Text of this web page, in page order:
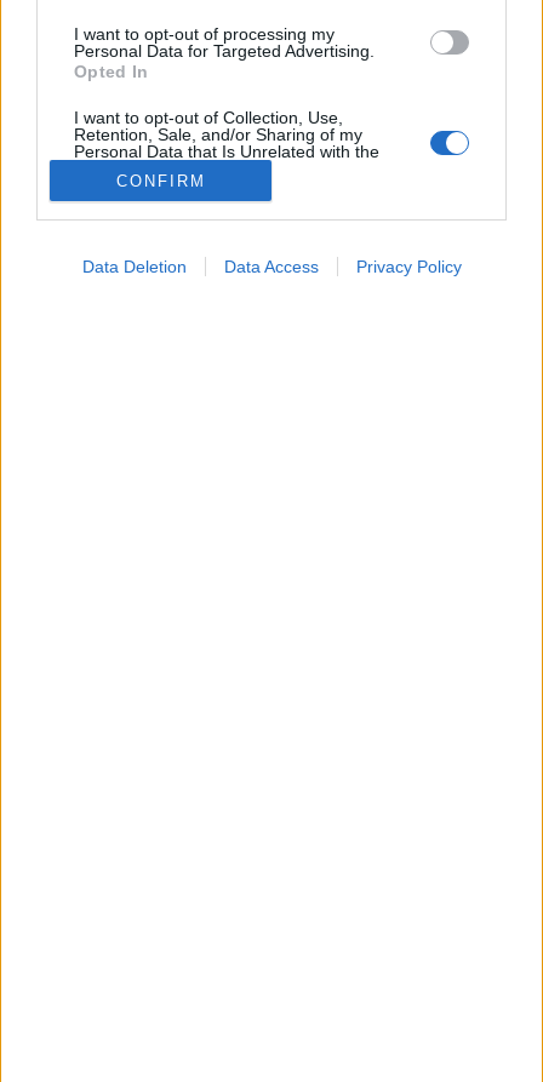
I want to opt-out of processing my
Personal Data for Targeted Advertising.
Opted In
I want to opt-out of Collection, Use,
Retention, Sale, and/or Sharing of my
Personal Data that Is Unrelated with the
Purposes for which it was collected.
Opted Out
CONFIRM
Data Deletion Data Access Privacy Policy